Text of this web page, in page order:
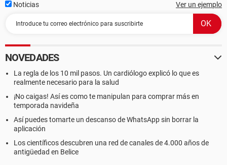
Noticias Ver un ejemplo
NOVEDADES
La regla de los 10 mil pasos. Un cardiólogo explicó lo que es
realmente necesario para la salud
¡No caigas! Así es como te manipulan para comprar más en
temporada navideña
Así puedes tomarte un descanso de WhatsApp sin borrar la
aplicación
Los científicos descubren una red de canales de 4.000 años de
antigüedad en Belice